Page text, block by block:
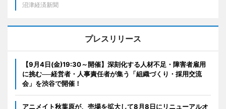
沼津経済新聞
プレスリリース
【9月4日(金)19:30～開催】深刻化する人材不足・障害者雇用
に挑む──経営者・人事責任者が集う「組織づくり・採用交流
会」を渋谷で開催！
アニメイト秋葉原が、売場を拡大して8月8日にリニューアルオ